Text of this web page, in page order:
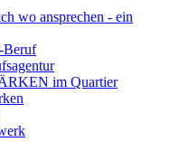
wo ansprechen - ein
Beruf
im Quartier